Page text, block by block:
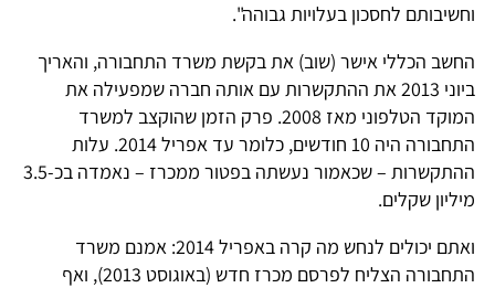
וחשיבותם לחסכון בעלויות גבוהה".
החשב הכללי אישר (שוב) את בקשת משרד התחבורה, והאריך
ביוני 2013 את ההתקשרות עם אותה חברה שמפעילה את
המוקד הטלפוני מאז 2008. פרק הזמן שהוקצב למשרד
התחבורה היה 10 חודשים, כלומר עד אפריל 2014. עלות
ההתקשרות – שכאמור נעשתה בפטור ממכרז – נאמדה בכ-3.5
מיליון שקלים.
ואתם יכולים לנחש מה קרה באפריל 2014: אמנם משרד
התחבורה הצליח לפרסם מכרז חדש (באוגוסט 2013), ואף